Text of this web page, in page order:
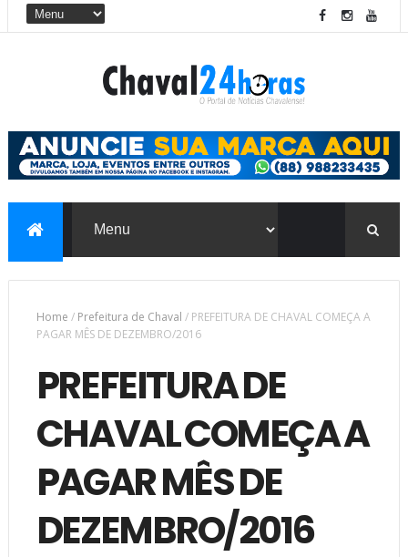
Home / Prefeitura de Chaval / PREFEITURA DE CHAVAL COMEÇA A
PAGAR MÊS DE DEZEMBRO/2016
PREFEITURA DE
CHAVAL COMEÇA A
PAGAR MÊS DE
DEZEMBRO/2016